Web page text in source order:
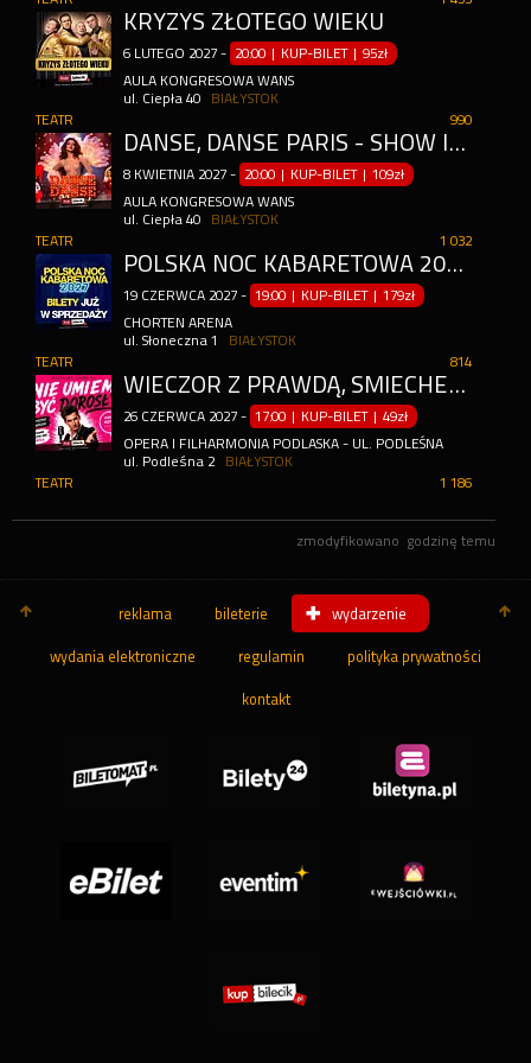
KRYZYS ZŁOTEGO WIEKU
6 LUTEGO 2027 - 20:00 | KUP-BILET |95zł
AULA KONGRESOWA WANS
ul. Ciepła 40
BIAŁYSTOK
990
TEATR
DANSE, DANSE PARIS - SHOW INSPIROWANE MOULIN ROUGE
8 KWIETNIA 2027 - 20:00 | KUP-BILET |109zł
AULA KONGRESOWA WANS
ul. Ciepła 40
BIAŁYSTOK
1 032
TEATR
POLSKA NOC KABARETOWA 2027
19 CZERWCA 2027 - 19:00 | KUP-BILET |179zł
CHORTEN ARENA
ul. Słoneczna 1
BIAŁYSTOK
814
TEATR
WIECZÓR Z PRAWDĄ, ŚMIECHEM I MUZYKĄ - KRZYSZTOF KNAPCZYK
26 CZERWCA 2027 - 17:00 | KUP-BILET |49zł
OPERA I FILHARMONIA PODLASKA - UL. PODLEŚNA
ul. Podleśna 2
BIAŁYSTOK
1 186
TEATR
zmodyfikowano godzinę temu
reklama bileterie wydarzenie
wydania elektroniczne regulamin polityka prywatności
kontakt